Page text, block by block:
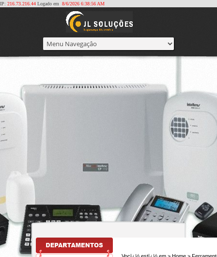
IP: 216.73.216.44 Logado em 8/6/2026 6:38:56 AM